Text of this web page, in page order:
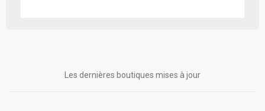
Les dernières boutiques mises à jour